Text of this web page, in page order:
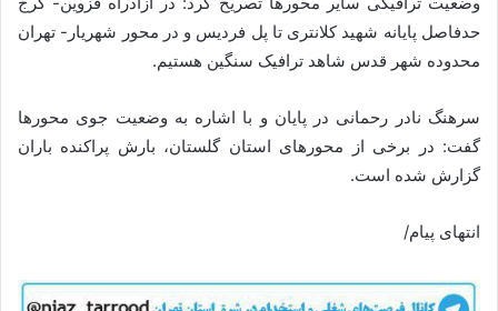
حدفاصل پایانه شهید کلانتری تا پل فردیس و در محور شهریار- تهران
محدوده شهر قدس شاهد ترافیک سنگین هستیم.
سرهنگ نادر رحمانی در پایان و با اشاره به وضعیت جوی محورها
گفت: در برخی از محورهای استان گلستان، بارش پراکنده باران
گزارش شده است.
انتهای پیام/